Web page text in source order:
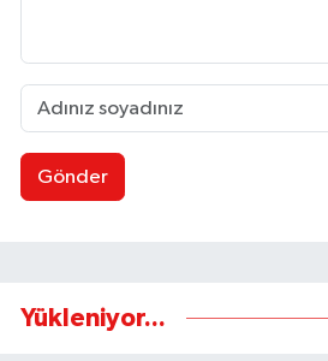
Gönder
Yükleniyor...